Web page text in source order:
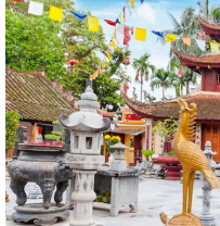
QUYẾT ĐỊNH Công nhận chức
Bắc nhiệm kỳ 2026 - 2031
THÔNG BÁO KẾT LUẬN CỦA
án, kế hoạch sắp xếp các cơ sở
QUYẾT ĐỊNH Về việc công
Chẩm 1
QUYẾT ĐỊNH Về việc công